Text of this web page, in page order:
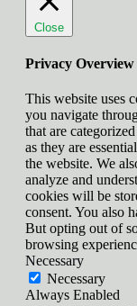
Close
Privacy Overview
This website uses
you navigate
that are
as they are
the website. We
analyze and
cookies will be
consent. You also
But opting out of
browsing
Necessary
Necessary
Always Enabled